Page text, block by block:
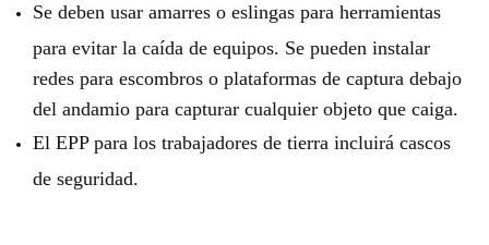
Se deben usar amarres o eslingas para herramientas
para evitar la caída de equipos. Se pueden instalar
redes para escombros o plataformas de captura debajo
del andamio para capturar cualquier objeto que caiga.
El EPP para los trabajadores de tierra incluirá cascos
de seguridad.